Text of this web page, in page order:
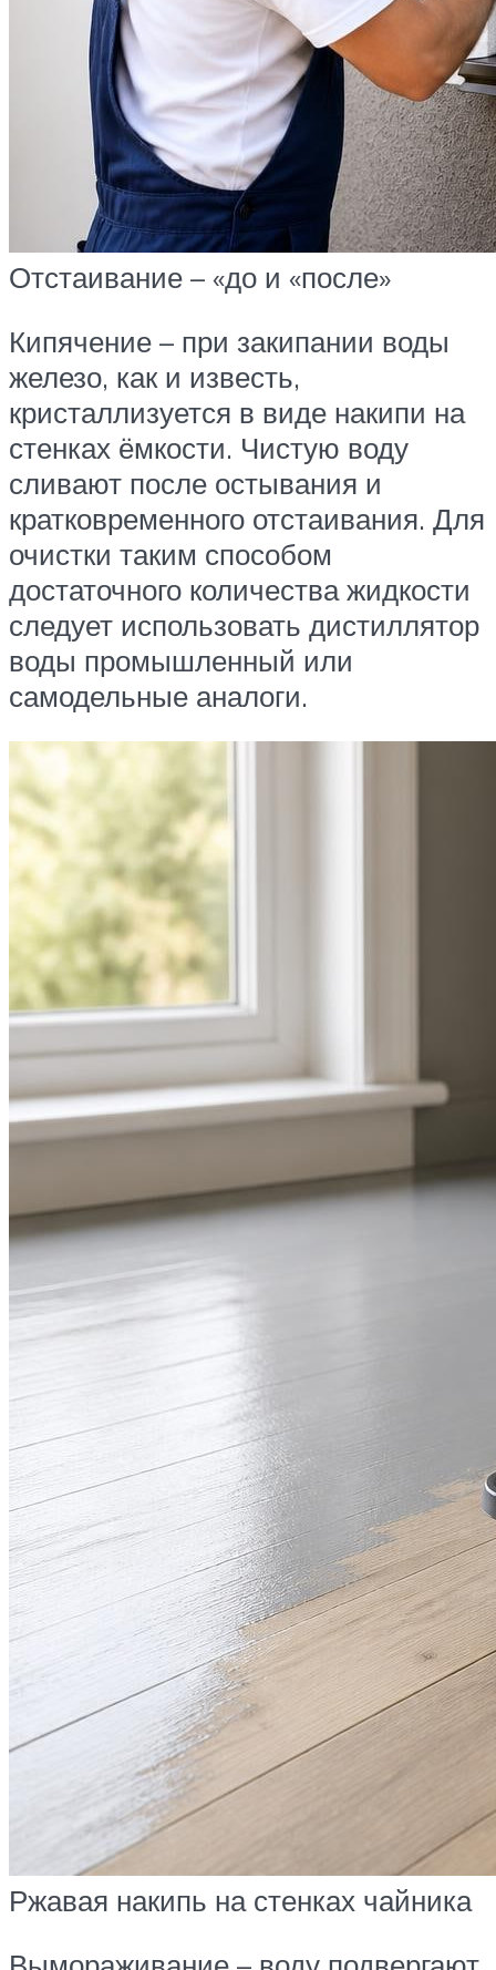
Отстаивание – «до и «после»
Кипячение – при закипании воды
железо, как и известь,
кристаллизуется в виде накипи на
стенках ёмкости. Чистую воду
сливают после остывания и
кратковременного отстаивания. Для
очистки таким способом
достаточного количества жидкости
следует использовать дистиллятор
воды промышленный или
самодельные аналоги.
Ржавая накипь на стенках чайника